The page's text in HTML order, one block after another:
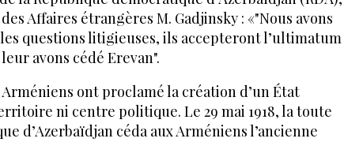
Affaires étrangères M. Gadjinsky : «"Nous avons
questions litigieuses, ils accepteront l’ultimatum
avons cédé Erevan".
Arméniens ont proclamé la création d’un État
ni centre politique. Le 29 mai 1918, la toute
d’Azerbaïdjan céda aux Arméniens l’ancienne